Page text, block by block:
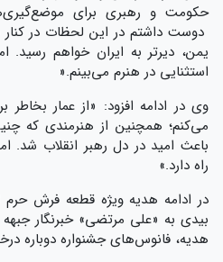
حکومت و رهبری برای
دوست داشتم در این لحظات در کنار
یمن، دیرتر به ایران خواهم رسید.
استثنایی در هنرم می‌بینم.«
وی در ادامه افزود: «از عمار بخاطر
می‌کنم؛ همچنین از هنرمندی که
باعث امید در دل رهبر انقلاب شد.
راه دارد.»
در ادامه هدیه ویژه قطعه فرش حرم
بیدی به «علی مرتضی» خبرنگار
هدیه، فانوس‌های جشنواره دوباره